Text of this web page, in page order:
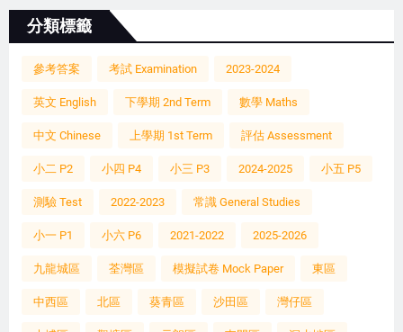
分類標籤
參考答案 考試 Examination 2023-2024
英文 English 下學期 2nd Term 數學 Maths
中文 Chinese 上學期 1st Term 評估 Assessment
小二 P2 小四 P4 小三 P3 2024-2025 小五 P5
測驗 Test 2022-2023 常識 General Studies
小一 P1 小六 P6 2021-2022 2025-2026
九龍城區 荃灣區 模擬試卷 Mock Paper 東區
中西區 北區 葵青區 沙田區 灣仔區